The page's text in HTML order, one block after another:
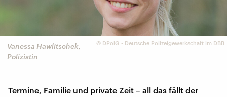
© DPolG - Deutsche Polizeigewerkschaft im DBB
Vanessa Hawlitschek,
Polizistin
Termine, Familie und private Zeit – all das fällt der